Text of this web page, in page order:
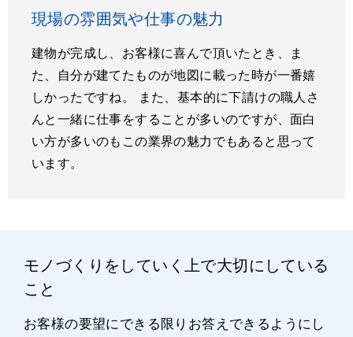
現場の雰囲気や仕事の魅力
建物が完成し、お客様に喜んで頂いたとき、ま
た、自分が建てたものが地図に載った時が一番嬉
しかったですね。 また、基本的に下請けの職人さ
んと一緒に仕事をすることが多いのですが、面白
い方が多いのもこの業界の魅力でもあると思って
います。
モノづくりをしていく上で大切にしている
こと
お客様の要望にできる限りお答えできるようにし